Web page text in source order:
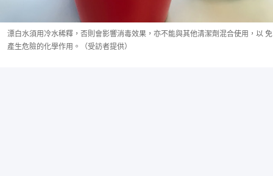
漂白水須用冷水稀釋，否則會影響消毒效果，亦不能與其他清潔劑混合使用，以 免
產生危險的化學作用。（受訪者提供）